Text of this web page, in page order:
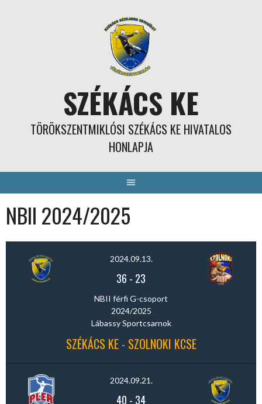
SZÉKÁCS KE
TÖRÖKSZENTMIKLÓSI SZÉKÁCS KE HIVATALOS
HONLAPJA
NBII 2024/2025
2024.09.13.
36 - 23
NBII férfi G-csoport
2024/2025
Lábassy Sportcsarnok
SZÉKÁCS KE - SZOLNOKI KCSE
2024.09.21.
40 - 34